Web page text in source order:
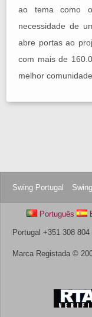
ao tema como
necessidade de
abre portas ao
com mais de
melhor
Swing Portugal
Português
Portugal +351 308
Marca Registada ©